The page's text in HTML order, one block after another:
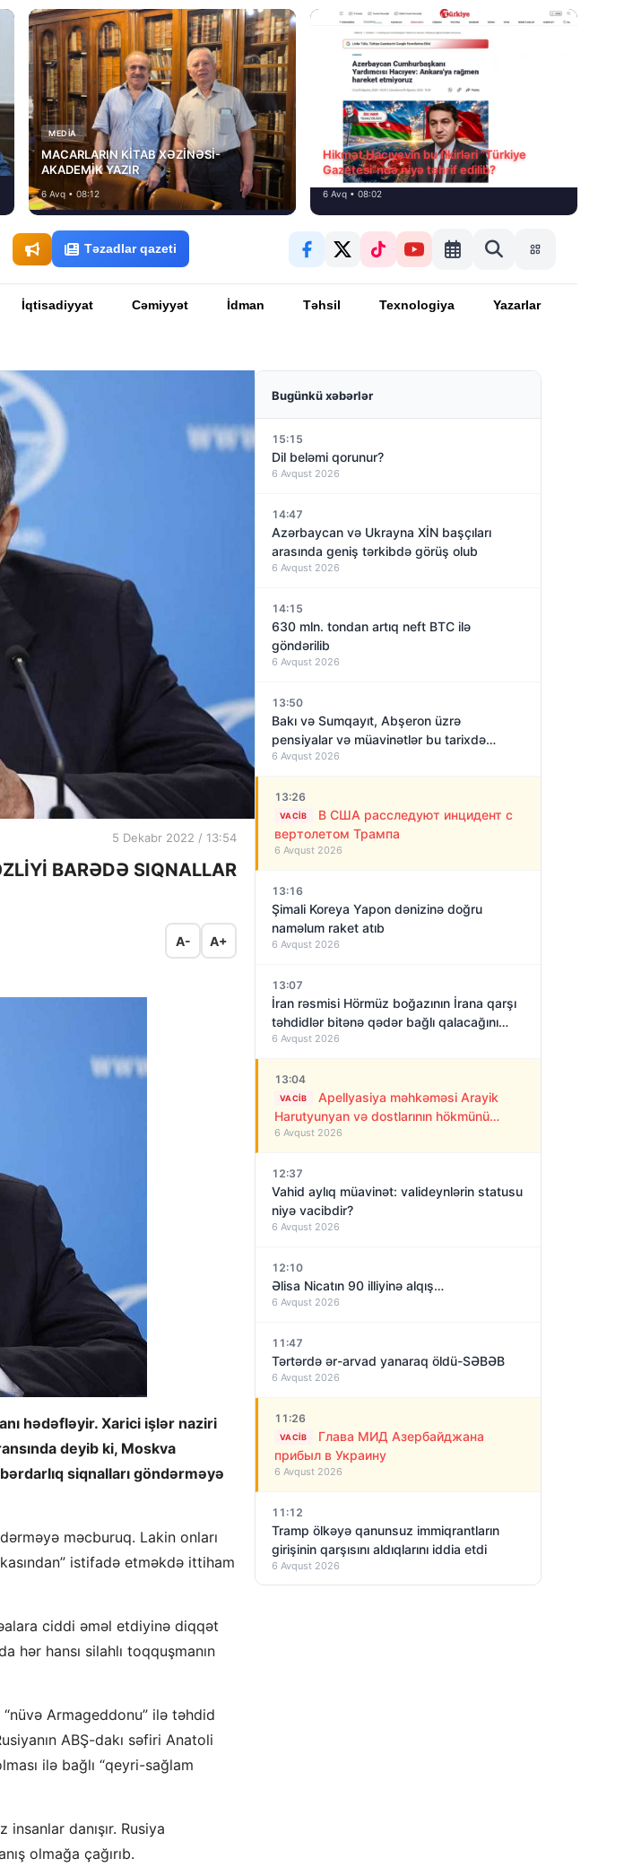
MEDİA
MACARLARIN KİTAB XƏZİNƏSİ-
AKADEMİK YAZIR
6 Avq • 08:12
Hikmət Hacıyevin bu fikirləri “Türkiye
Gazetesi”ndə niyə təhrif edilib?
6 Avq • 08:02
Təzadlar qazeti
İqtisadiyyat Cəmiyyət İdman Təhsil Texnologiya Yazarlar
5 Dekabr 2022 / 13:54
BARƏDƏ SIQNALLAR
A- A+
hədəfləyir. Xarici işlər naziri
deyib ki, Moskva
siqnalları göndərməyə
məcburuq. Lakin onları
istifadə etməkdə ittiham
ciddi əməl etdiyinə diqqət
hər hansı silahlı toqquşmanın
Armageddonu” ilə təhdid
ABŞ-dakı səfiri Anatoli
ilə bağlı “qeyri-sağlam
danışır. Rusiya
olmağa çağırıb.
Bugünkü xəbərlər
15:15
Dil beləmi qorunur?
6 Avqust 2026
14:47
Azərbaycan və Ukrayna XİN başçıları
arasında geniş tərkibdə görüş olub
6 Avqust 2026
14:15
630 mln. tondan artıq neft BTC ilə
göndərilib
6 Avqust 2026
13:50
Bakı və Sumqayıt, Abşeron üzrə
pensiyalar və müavinətlər bu tarixdə
veriləcək
6 Avqust 2026
13:26
VACIB
В США расследуют инцидент с
вертолетом Трампа
6 Avqust 2026
13:16
Şimali Koreya Yapon dənizinə doğru
naməlum raket atıb
6 Avqust 2026
13:07
İran rəsmisi Hörmüz boğazının İrana qarşı
təhdidlər bitənə qədər bağlı qalacağını
deyir
6 Avqust 2026
13:04
VACIB
Apellyasiya məhkəməsi Arayik
Harutyunyan və dostlarının hökmünü
qüvvədə saxladı!
6 Avqust 2026
12:37
Vahid aylıq müavinət: valideynlərin statusu
niyə vacibdir?
6 Avqust 2026
12:10
Əlisa Nicatın 90 illiyinə alqış…
6 Avqust 2026
11:47
Tərtərdə ər-arvad yanaraq öldü-SƏBƏB
6 Avqust 2026
11:26
VACIB
Глава МИД Азербайджана
прибыл в Украину
6 Avqust 2026
11:12
Tramp ölkəyə qanunsuz immiqrantların
girişinin qarşısını aldıqlarını iddia etdi
6 Avqust 2026